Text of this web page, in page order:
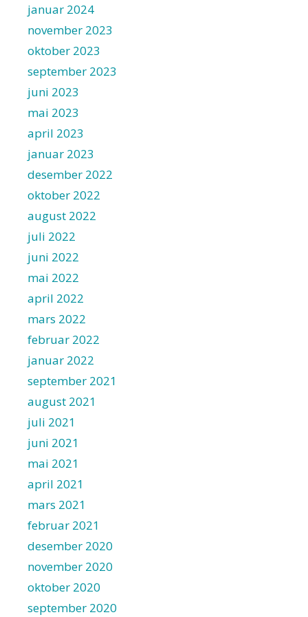
januar 2024
november 2023
oktober 2023
september 2023
juni 2023
mai 2023
april 2023
januar 2023
desember 2022
oktober 2022
august 2022
juli 2022
juni 2022
mai 2022
april 2022
mars 2022
februar 2022
januar 2022
september 2021
august 2021
juli 2021
juni 2021
mai 2021
april 2021
mars 2021
februar 2021
desember 2020
november 2020
oktober 2020
september 2020